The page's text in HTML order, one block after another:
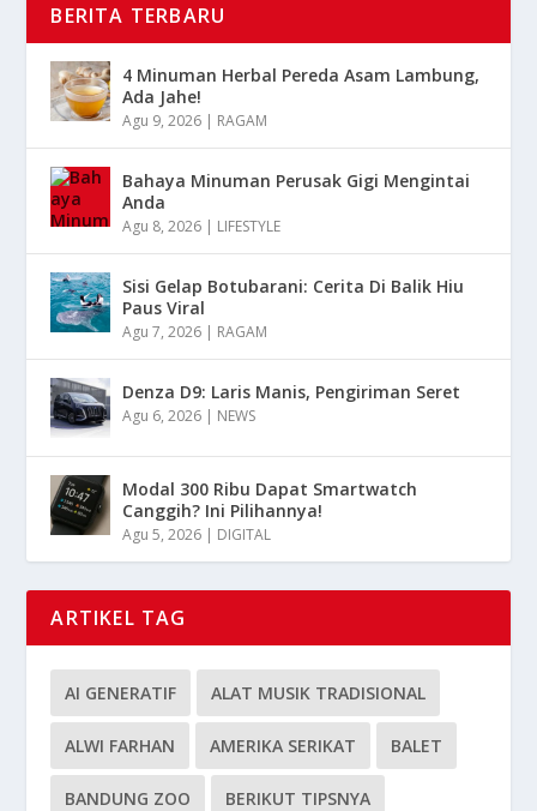
BERITA TERBARU
4 Minuman Herbal Pereda Asam Lambung,
Ada Jahe!
Agu 9, 2026 | RAGAM
Bahaya Minuman Perusak Gigi Mengintai
Anda
Agu 8, 2026 | LIFESTYLE
Sisi Gelap Botubarani: Cerita Di Balik Hiu
Paus Viral
Agu 7, 2026 | RAGAM
Denza D9: Laris Manis, Pengiriman Seret
Agu 6, 2026 | NEWS
Modal 300 Ribu Dapat Smartwatch
Canggih? Ini Pilihannya!
Agu 5, 2026 | DIGITAL
ARTIKEL TAG
AI GENERATIF ALAT MUSIK TRADISIONAL
ALWI FARHAN AMERIKA SERIKAT BALET
BANDUNG ZOO BERIKUT TIPSNYA